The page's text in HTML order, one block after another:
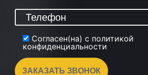
Согласен(на) с политикой
конфиденциальности